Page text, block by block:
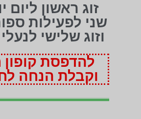
זוג ראשון ליום
שני לפעילות
וזוג שלישי
להדפסת קופון
וקבלת הנחה